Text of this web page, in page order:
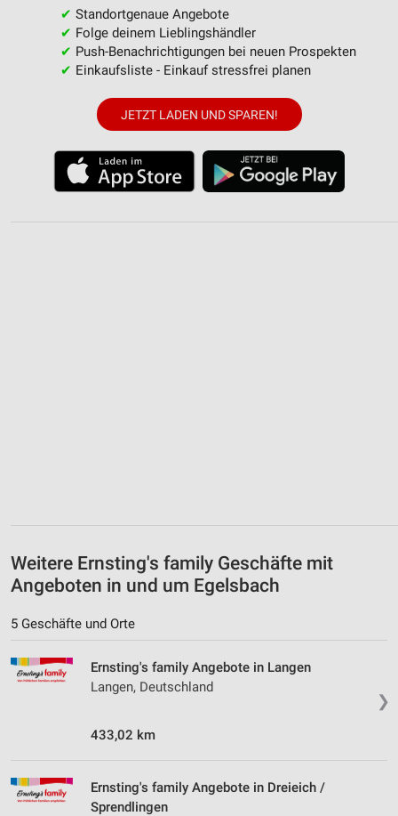
✔ Standortgenaue Angebote
✔ Folge deinem Lieblingshändler
✔ Push-Benachrichtigungen bei neuen Prospekten
✔ Einkaufsliste - Einkauf stressfrei planen
JETZT LADEN UND SPAREN!
Weitere Ernsting's family Geschäfte mit
Angeboten in und um Egelsbach
5 Geschäfte und Orte
❯
Ernsting's family Angebote in Langen
Langen, Deutschland
433,02 km
Ernsting's family Angebote in Dreieich /
Sprendlingen